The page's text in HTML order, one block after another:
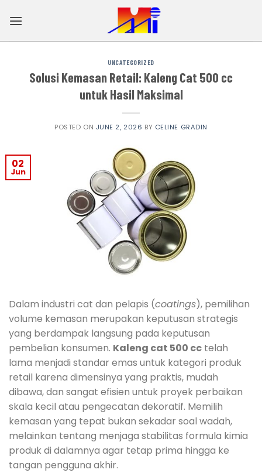
UNCATEGORIZED
Solusi Kemasan Retail: Kaleng Cat 500 cc
untuk Hasil Maksimal
POSTED ON JUNE 2, 2026 BY CELINE GRADIN
02
Jun
Dalam industri cat dan pelapis (coatings), pemilihan
volume kemasan merupakan keputusan strategis
yang berdampak langsung pada keputusan
pembelian konsumen. Kaleng cat 500 cc telah
lama menjadi standar emas untuk kategori produk
retail karena dimensinya yang praktis, mudah
dibawa, dan sangat efisien untuk proyek perbaikan
skala kecil atau pengecatan dekoratif. Memilih
kemasan yang tepat bukan sekadar soal wadah,
melainkan tentang menjaga stabilitas formula kimia
produk di dalamnya agar tetap prima hingga ke
tangan pengguna akhir.